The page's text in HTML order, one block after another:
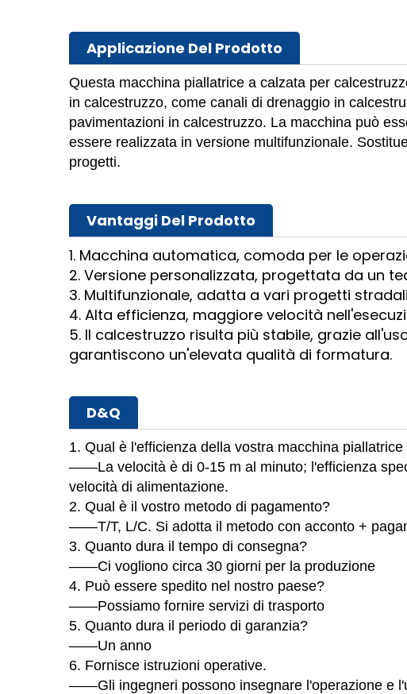
Applicazione Del Prodotto
Questa macchina piallatrice a calzata per
in calcestruzzo, come canali di drenaggio in
pavimentazioni in calcestruzzo. La macchina può
essere realizzata in versione multifunzionale.
progetti.
Vantaggi Del Prodotto
1. Macchina automatica, comoda per le
2. Versione personalizzata, progettata da un
3. Multifunzionale, adatta a vari progetti
4. Alta efficienza, maggiore velocità
5. Il calcestruzzo risulta più stabile, grazie
garantiscono un'elevata qualità di formatura.
D&Q
1. Qual è l'efficienza della vostra macchina
——La velocità è di 0-15 m al minuto; l'efficienza
velocità di alimentazione.
2. Qual è il vostro metodo di pagamento?
——T/T, L/C. Si adotta il metodo con acconto +
3. Quanto dura il tempo di consegna?
——Ci vogliono circa 30 giorni per la produzione
4. Può essere spedito nel nostro paese?
——Possiamo fornire servizi di trasporto
5. Quanto dura il periodo di garanzia?
——Un anno
6. Fornisce istruzioni operative.
——Gli ingegneri possono insegnare l'operazione e